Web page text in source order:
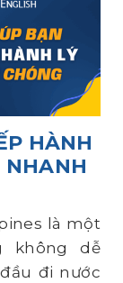
HÀNH
NHANH
là một
không dễ
đi nước